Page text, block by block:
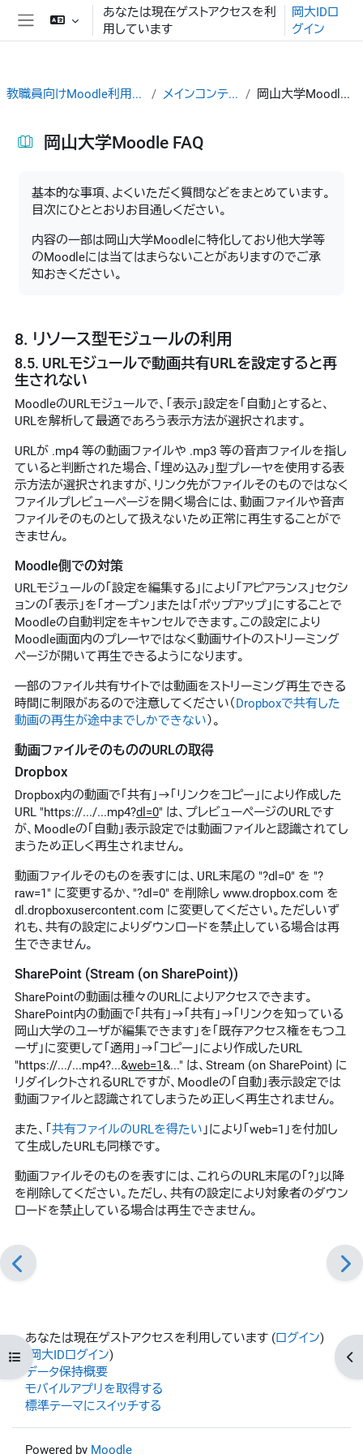
メインコンテンツへスキップする
サイドパネル
あなたは現在ゲストアクセスを利
用しています
岡大IDロ
グイン
コースインデックスを開く ブ
岡山大学Moodle FAQ
基本的な事項、よくいただく質問などをまとめています。
目次にひととおりお目通しください。
内容の一部は岡山大学Moodleに特化しており他大学等
のMoodleには当てはまらないことがありますのでご承
知おきください。
8. リソース型モジュールの利用
8.5. URLモジュールで動画共有URLを設定すると再
生されない
MoodleのURLモジュールで、「表示」設定を「自動」とすると、
URLを解析して最適であろう表示方法が選択されます。
URLが .mp4 等の動画ファイルや .mp3 等の音声ファイルを指し
ていると判断された場合、「埋め込み」型プレーヤを使用する表
示方法が選択されますが、リンク先がファイルそのものではなく
ファイルプレビューページを開く場合には、動画ファイルや音声
ファイルそのものとして扱えないため正常に再生することがで
きません。
Moodle側での対策
URLモジュールの「設定を編集する」により「アピアランス」セクシ
ョンの「表示」を「オープン」または「ポップアップ」にすることで
Moodleの自動判定をキャンセルできます。この設定により
Moodle画面内のプレーヤではなく動画サイトのストリーミング
ページが開いて再生できるようになります。
一部のファイル共有サイトでは動画をストリーミング再生できる
時間に制限があるので注意してください（ Dropboxで共有した
動画の再生が途中までしかできない ）。
動画ファイルそのもののURLの取得
Dropbox
Dropbox内の動画で「共有」→「リンクをコピー」により作成した
URL "https://.../...mp4?dl=0" は、プレビューページのURLです
が、Moodleの「自動」表示設定では動画ファイルと認識されてし
まうため正しく再生されません。
動画ファイルそのものを表すには、URL末尾の "?dl=0" を "?
raw=1" に変更するか、"?dl=0" を削除し www.dropbox.com を
dl.dropboxusercontent.com に変更してください。ただしいず
れも、共有の設定によりダウンロードを禁止している場合は再
生できません。
SharePoint (Stream (on SharePoint))
SharePointの動画は種々のURLによりアクセスできます。
SharePoint内の動画で「共有」→「共有」→「リンクを知っている
岡山大学のユーザが編集できます」を「既存アクセス権をもつユ
ーザ」に変更して「適用」→「コピー」により作成したURL
"https://.../...mp4?...&web=1&..." は、Stream (on SharePoint) に
リダイレクトされるURLですが、Moodleの「自動」表示設定では
動画ファイルと認識されてしまうため正しく再生されません。
また、「 共有ファイルのURLを得たい 」により「web=1」を付加し
て生成したURLも同様です。
動画ファイルそのものを表すには、これらのURL末尾の「?」以降
を削除してください。ただし、共有の設定により対象者のダウン
ロードを禁止している場合は再生できません。
あなたは現在ゲストアクセスを利用しています (ログイン)
岡大IDログイン)
データ保持概要
モバイルアプリを取得する
標準テーマにスイッチする
Powered by Moodle